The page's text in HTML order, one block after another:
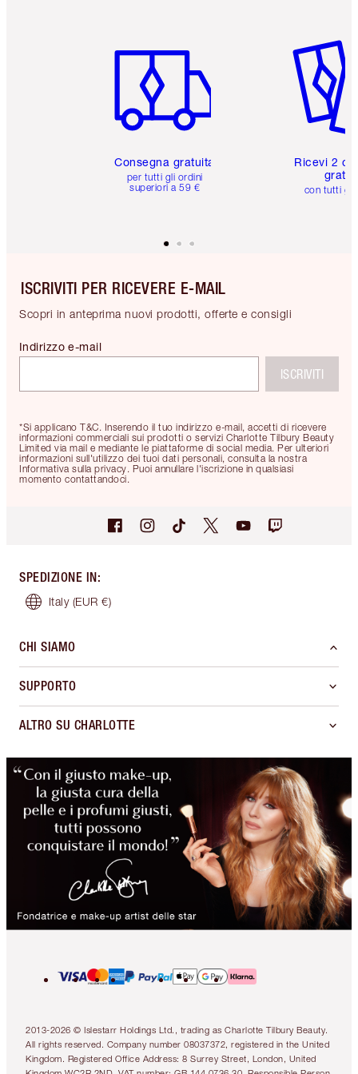
Consegna gratuita
per tutti gli ordini
superiori a 59 €
Ricevi 2
con tutti gli
ISCRIVITI PER RICEVERE E-MAIL
Scopri in anteprima nuovi prodotti, offerte e consigli
*Si applicano T&C. Inserendo il tuo indirizzo e-mail, accetti di ricevere
informazioni commerciali sui prodotti o servizi Charlotte Tilbury Beauty
Limited via mail e mediante le piattaforme di social media. Per ulteriori
informazioni sull'utilizzo dei tuoi dati personali, consulta la nostra
Informativa sulla privacy. Puoi annullare l'iscrizione in qualsiasi
momento contattandoci.
Indirizzo e-mail
ISCRIVITI
SPEDIZIONE IN:
Italy (EUR €)
CHI SIAMO
SUPPORTO
ALTRO SU CHARLOTTE
2013-2026 © Islestarr Holdings Ltd., trading as Charlotte Tilbury Beauty.
All rights reserved. Company number 08037372, registered in the United
Kingdom. Registered Office Address: 8 Surrey Street, London, United